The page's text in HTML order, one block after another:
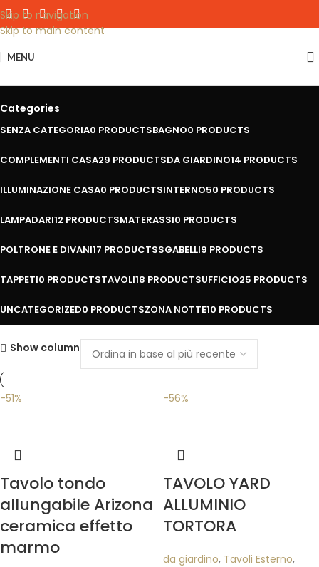
Skip to navigation
Skip to main content
MENU
Categories
SENZA CATEGORIA0 PRODUCTSBAGNO0 PRODUCTS
COMPLEMENTI CASA29 PRODUCTSDA GIARDINO14 PRODUCTS
ILLUMINAZIONE CASA0 PRODUCTSINTERNO50 PRODUCTS
LAMPADARI12 PRODUCTSMATERASSI0 PRODUCTS
POLTRONE E DIVANI17 PRODUCTSSGABELLI9 PRODUCTS
TAPPETI0 PRODUCTSTAVOLI18 PRODUCTSUFFICIO25 PRODUCTS
UNCATEGORIZED0 PRODUCTSZONA NOTTE10 PRODUCTS
Show column
-51%
Tavolo tondo
allungabile Arizona
ceramica effetto
marmo
-56%
TAVOLO YARD
ALLUMINIO
TORTORA
da giardino, Tavoli Esterno,